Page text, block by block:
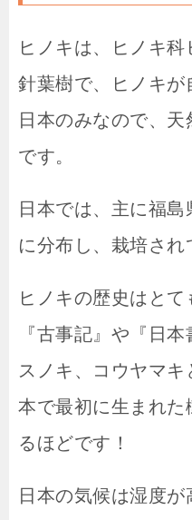
ヒノキは、ヒノキ
針葉樹で、ヒノキが
日本のみなので、
です。
日本では、主に福
に分布し、栽培され
ヒノキの歴史はと
『古事記』や『日
スノキ、コウヤマ
本で最初に生まれた
るほどです！
日本の気候は湿度